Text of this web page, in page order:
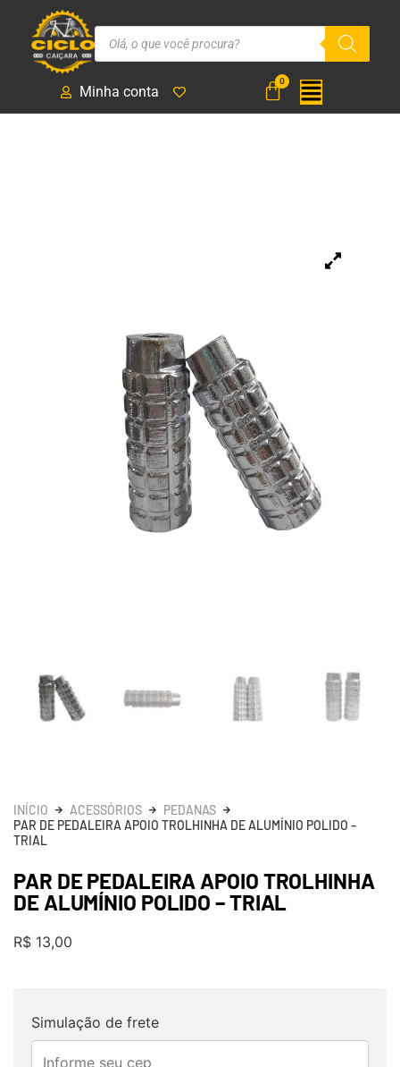
Minha conta
INÍCIO ACESSÓRIOS
PEDANAS
PAR DE PEDALEIRA APOIO TROLHINHA DE ALUMÍNIO POLIDO –
TRIAL
PAR DE PEDALEIRA APOIO TROLHINHA
DE ALUMÍNIO POLIDO – TRIAL
R$ 13,00
Simulação de frete